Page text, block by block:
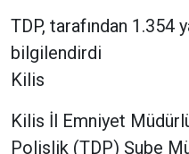
TDP, tarafından 1.354
bilgilendirdi
Kilis
Kilis İl Emniyet
Polislik (TDP) Şube